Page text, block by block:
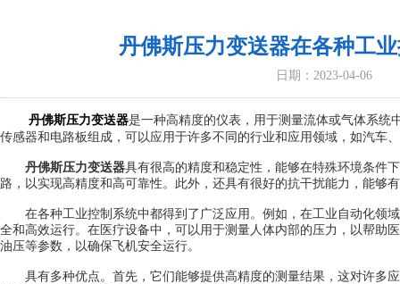
丹佛斯压力变送器在各种工
日期：2023-04-06
丹佛斯压力变送器是一种高精度的仪表，用于测量流体或气体系统
传感器和电路板组成，可以应用于许多不同的行业和应用领域，如汽车
丹佛斯压力变送器具有很高的精度和稳定性，能够在特殊环境条件
路，以实现高精度和高可靠性。此外，还具有很好的抗干扰能力，能够
在各种工业控制系统中都得到了广泛应用。例如，在工业自动化领
全和高效运行。在医疗设备中，可以用于测量人体内部的压力，以帮助
油压等参数，以确保飞机安全运行。
具有多种优点。首先，它们能够提供高精度的测量结果，这对许多